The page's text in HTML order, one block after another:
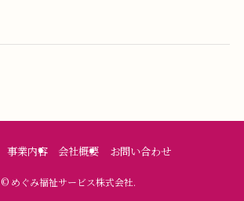
事業内容 会社概要 お問い合わせ
© めぐみ福祉サービス株式会社.